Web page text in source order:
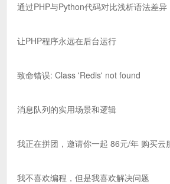
通过PHP与Python代码对比浅析语法差异
让PHP程序永远在后台运行
致命错误: Class 'Redis' not found
消息队列的实用场景和逻辑
我正在拼团，邀请你一起 86元/年 购买云
我不喜欢编程，但是我喜欢解决问题